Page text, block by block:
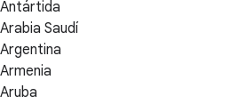
Antártida
Arabia Saudí
Argentina
Armenia
Aruba